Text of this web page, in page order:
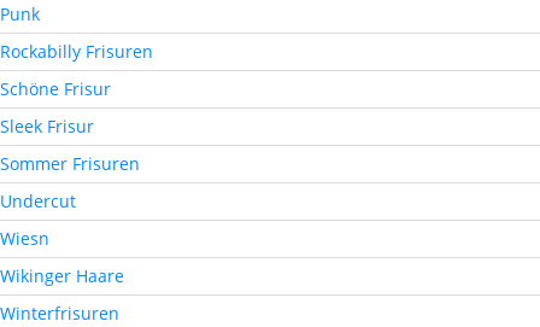
Punk
Rockabilly Frisuren
Schöne Frisur
Sleek Frisur
Sommer Frisuren
Undercut
Wiesn
Wikinger Haare
Winterfrisuren